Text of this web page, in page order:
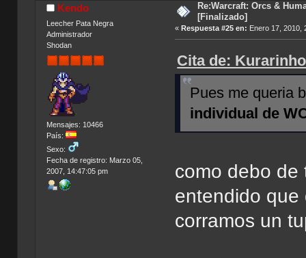
Kendo
Leecher Pata Negra
Administrador
Shodan
Mensajes: 10466
País:
Sexo:
Fecha de registro: Marzo 05,
2007, 14:47:05 pm
Re:Warcraft: Orcs &
[Finalizado]
« Respuesta #25 en: Enero 17, 2010,
Cita de:
Pues me queria
individual de
como debo de
entendido que
corramos un